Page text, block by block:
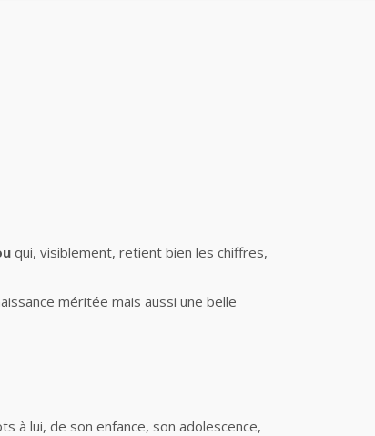
qui, visiblement, retient bien les chiffres,
méritée mais aussi une belle
à lui, de son enfance, son adolescence,